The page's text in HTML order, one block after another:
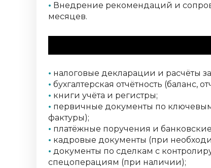
• Внедрение рекомендаций и
месяцев.
• налоговые декларации и расчёты
• бухгалтерская отчётность (баланс,
• книги учёта и регистры;
• первичные документы по
фактуры);
• платёжные поручения и
• кадровые документы (при
• документы по сделкам с
спецоперациям (при наличии);